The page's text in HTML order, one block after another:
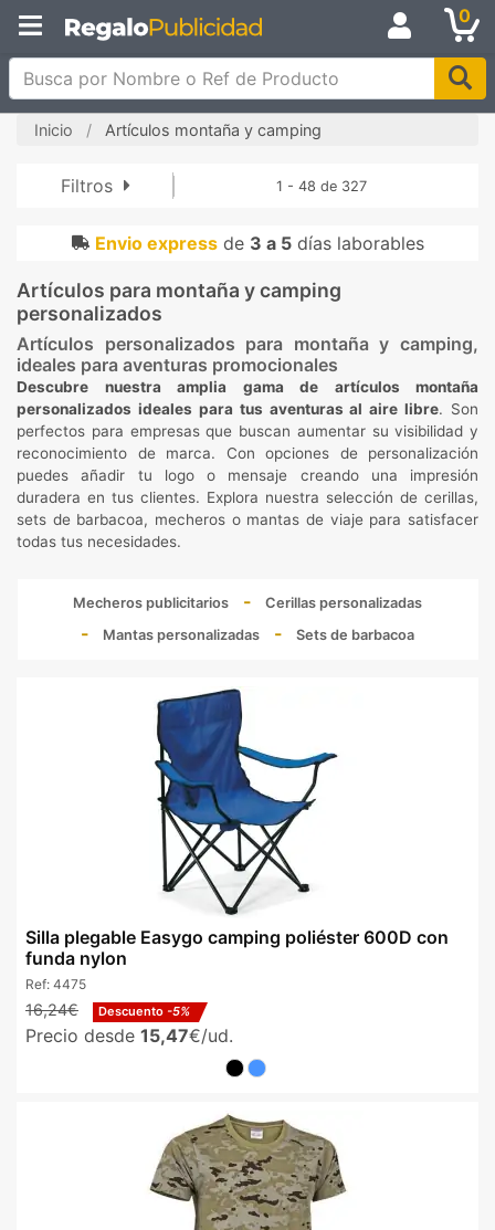
0
Busca por Nombre o Ref de Producto
Inicio Artículos montaña y camping
Filtros 1 - 48 de 327
Envio expressde 3 a 5días laborables
Artículos para montaña y camping
personalizados
Artículos personalizados para montaña y camping,
ideales para aventuras promocionales
Descubre nuestra amplia gama de artículos montaña
personalizados ideales para tus aventuras al aire libre. Son
perfectos para empresas que buscan aumentar su visibilidad y
reconocimiento de marca. Con opciones de personalización
puedes añadir tu logo o mensaje creando una impresión
duradera en tus clientes. Explora nuestra selección de cerillas,
sets de barbacoa, mecheros o mantas de viaje para satisfacer
todas tus necesidades.
Mecheros publicitarios
Cerillas personalizadas
Mantas personalizadas
Sets de barbacoa
Silla plegable Easygo camping poliéster 600D con
funda nylon
Ref: 4475
16,24€ Descuento -5%
Precio desde 15,47€/ud.